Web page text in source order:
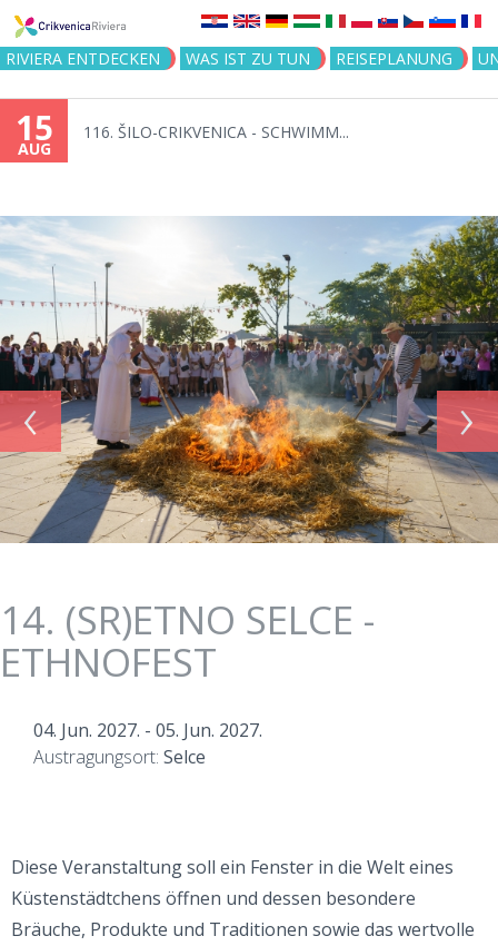
Jump to navigation
RIVIERA ENTDECKEN WAS IST ZU TUN REISEPLANUNG
15
AUG
116. ŠILO-CRIKVENICA - SCHWIMM...
‹ ›
14. (SR)ETNO SELCE -
ETHNOFEST
04. Jun. 2027. - 05. Jun. 2027.
Austragungsort: Selce
Diese Veranstaltung soll ein Fenster in die Welt eines
Küstenstädtchens öffnen und dessen besondere
Bräuche, Produkte und Traditionen sowie das wertvolle